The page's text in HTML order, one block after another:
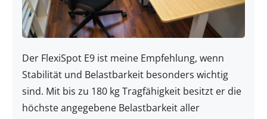
Der FlexiSpot E9 ist meine Empfehlung, wenn
Stabilität und Belastbarkeit besonders wichtig
sind. Mit bis zu 180 kg Tragfähigkeit besitzt er die
höchste angegebene Belastbarkeit aller